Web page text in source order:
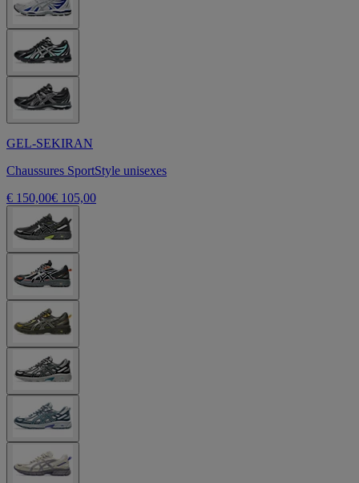
GEL-SEKIRAN
Chaussures SportStyle unisexes
€ 150,00€ 105,00